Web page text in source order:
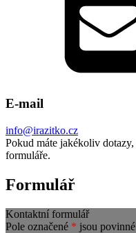
E-mail
info@irazitko.cz
Pokud máte jakékoliv
formuláře.
Formulář
Kontaktní formulář
Pole označené * jsou povinné